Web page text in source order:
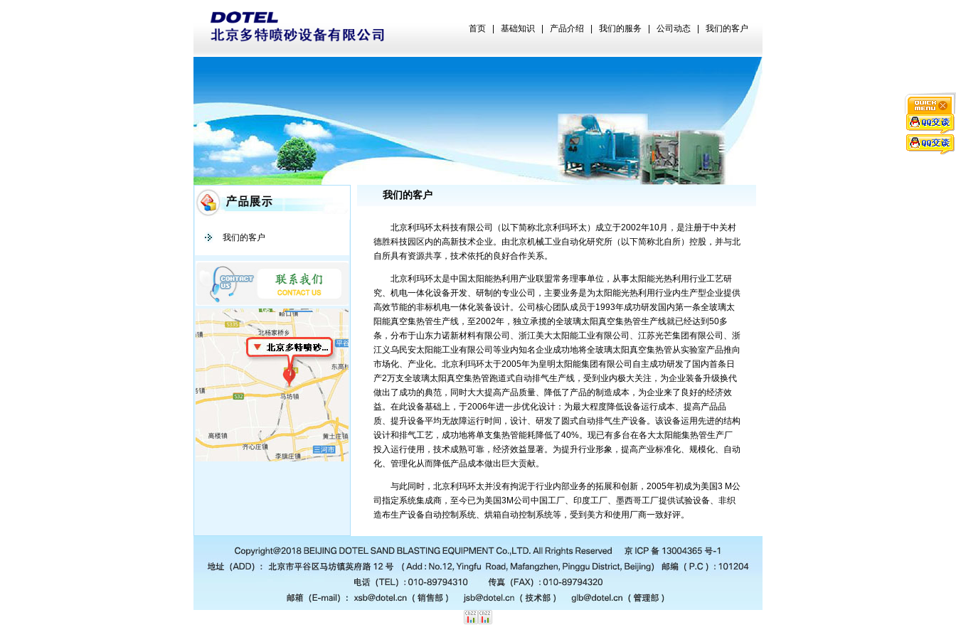
首页 基础知识 产品介绍 我们的服务 公司动态 我们的客户
我们的客户
我们的客户
北京利玛环太科技有限公司（以下简称北京利玛环太）成立于2002年10月，是注册于中关村
德胜科技园区内的高新技术企业。由北京机械工业自动化研究所（以下简称北自所）控股，并与北
自所具有资源共享，技术依托的良好合作关系。
北京利玛环太是中国太阳能热利用产业联盟常务理事单位，从事太阳能光热利用行业工艺研
究、机电一体化设备开发、研制的专业公司，主要业务是为太阳能光热利用行业内生产型企业提供
高效节能的非标机电一体化装备设计。公司核心团队成员于1993年成功研发国内第一条全玻璃太
阳能真空集热管生产线，至2002年，独立承揽的全玻璃太阳真空集热管生产线就已经达到50多
条，分布于山东力诺新材料有限公司、浙江美大太阳能工业有限公司、江苏光芒集团有限公司、浙
江义乌民安太阳能工业有限公司等业内知名企业成功地将全玻璃太阳真空集热管从实验室产品推向
市场化、产业化。北京利玛环太于2005年为皇明太阳能集团有限公司自主成功研发了国内首条日
产2万支全玻璃太阳真空集热管跑道式自动排气生产线，受到业内极大关注，为企业装备升级换代
做出了成功的典范，同时大大提高产品质量、降低了产品的制造成本，为企业来了良好的经济效
益。在此设备基础上，于2006年进一步优化设计：为最大程度降低设备运行成本、提高产品品
质、提升设备平均无故障运行时间，设计、研发了圆式自动排气生产设备。该设备运用先进的结构
设计和排气工艺，成功地将单支集热管能耗降低了40%。现已有多台在各大太阳能集热管生产厂
投入运行使用，技术成熟可靠，经济效益显著。为提升行业形象，提高产业标准化、规模化、自动
化、管理化从而降低产品成本做出巨大贡献。
与此同时，北京利玛环太并没有拘泥于行业内部业务的拓展和创新，2005年初成为美国3 M公
司指定系统集成商，至今已为美国3M公司中国工厂、印度工厂、墨西哥工厂提供试验设备、非织
造布生产设备自动控制系统、烘箱自动控制系统等，受到美方和使用厂商一致好评。